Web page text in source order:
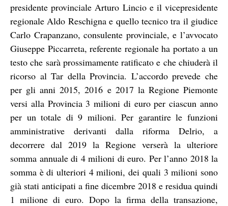
presidente provinciale Arturo Lincio e il vicepresidente
regionale Aldo Reschigna e quello tecnico tra il giudice
Carlo Crapanzano, consulente provinciale, e l’avvocato
Giuseppe Piccarreta, referente regionale ha portato a un
testo che sarà prossimamente ratificato e che chiuderà il
ricorso al Tar della Provincia. L’accordo prevede che
per gli anni 2015, 2016 e 2017 la Regione Piemonte
versi alla Provincia 3 milioni di euro per ciascun anno
per un totale di 9 milioni. Per garantire le funzioni
amministrative derivanti dalla riforma Delrio, a
decorrere dal 2019 la Regione verserà la ulteriore
somma annuale di 4 milioni di euro. Per l’anno 2018 la
somma è di ulteriori 4 milioni, dei quali 3 milioni sono
già stati anticipati a fine dicembre 2018 e residua quindi
1 milione di euro. Dopo la firma della transazione,